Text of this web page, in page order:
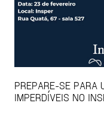
PREPARE-SE PARA
IMPERDÍVEIS NO